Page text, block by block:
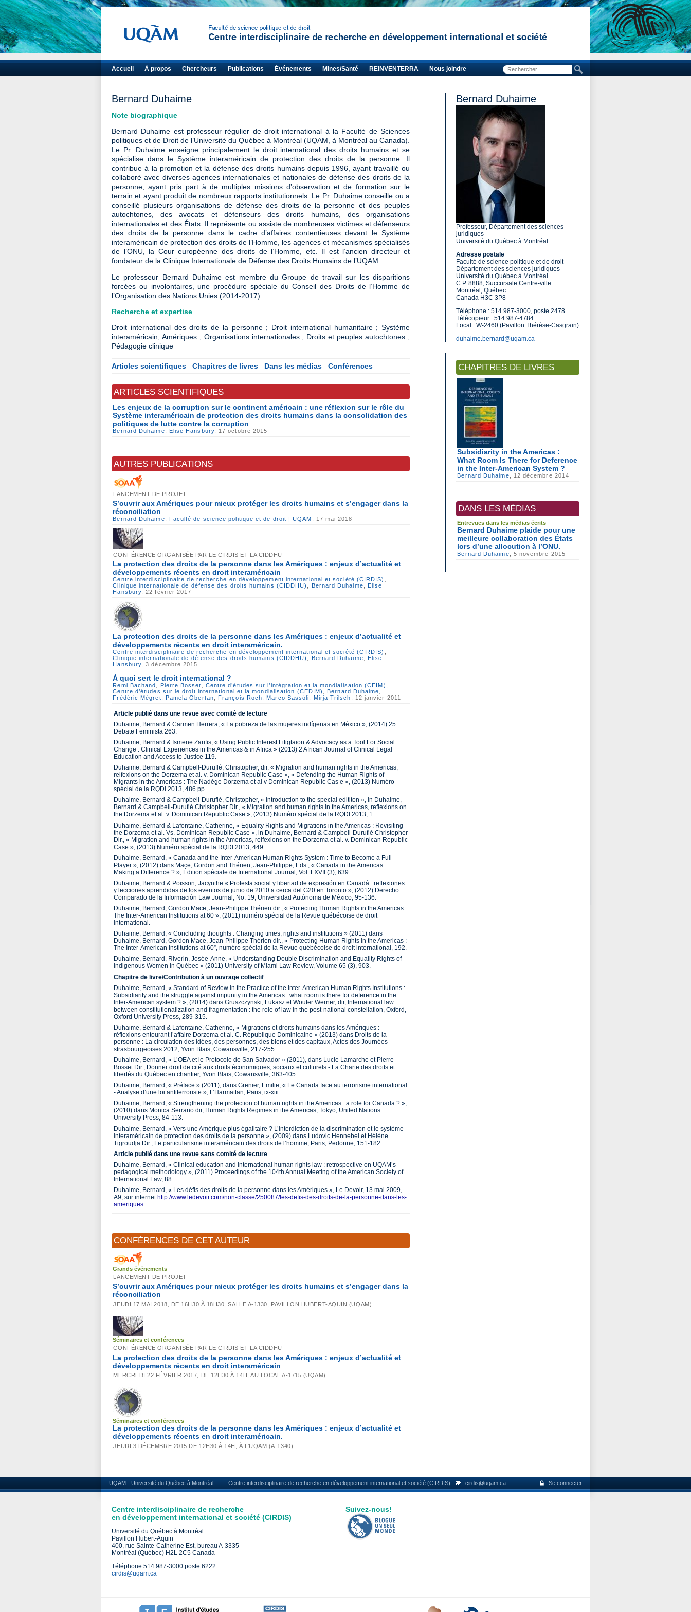
>
Accueil À propos Chercheurs Publications Événements Mines/Santé REINVENTERRA Nous joindre
Bernard Duhaime
Note biographique
Bernard Duhaime est professeur régulier de droit international à la Faculté de Sciences
politiques et de Droit de l’Université du Québec à Montréal (UQAM, à Montréal au Canada).
Le Pr. Duhaime enseigne principalement le droit international des droits humains et se
spécialise dans le Système interaméricain de protection des droits de la personne. Il
contribue à la promotion et la défense des droits humains depuis 1996, ayant travaillé ou
collaboré avec diverses agences internationales et nationales de défense des droits de la
personne, ayant pris part à de multiples missions d’observation et de formation sur le
terrain et ayant produit de nombreux rapports institutionnels. Le Pr. Duhaime conseille ou a
conseillé plusieurs organisations de défense des droits de la personne et des peuples
autochtones, des avocats et défenseurs des droits humains, des organisations
internationales et des États. Il représente ou assiste de nombreuses victimes et défenseurs
des droits de la personne dans le cadre d’affaires contentieuses devant le Système
interaméricain de protection des droits de l’Homme, les agences et mécanismes spécialisés
de l’ONU, la Cour européenne des droits de l’Homme, etc. Il est l’ancien directeur et
fondateur de la Clinique Internationale de Défense des Droits Humains de l’UQAM.
Le professeur Bernard Duhaime est membre du Groupe de travail sur les disparitions
forcées ou involontaires, une procédure spéciale du Conseil des Droits de l’Homme de
l’Organisation des Nations Unies (2014-2017).
Recherche et expertise
Droit international des droits de la personne ; Droit international humanitaire ; Système
interaméricain, Amériques ; Organisations internationales ; Droits et peuples autochtones ;
Pédagogie clinique
Articles scientifiques Chapitres de livres Dans les médias Conférences
ARTICLES SCIENTIFIQUES
Les enjeux de la corruption sur le continent américain : une réflexion sur le rôle du
Système interaméricain de protection des droits humains dans la consolidation des
politiques de lutte contre la corruption
Bernard Duhaime Elise Hansbury, 17 octobre 2015
AUTRES PUBLICATIONS
LANCEMENT DE PROJET
S’ouvrir aux Amériques pour mieux protéger les droits humains et s’engager dans la
réconciliation
Bernard Duhaime Faculté de science politique et de droit | UQAM , 17 mai 2018
CONFÉRENCE ORGANISÉE PAR LE CIRDIS ET LA CIDDHU
La protection des droits de la personne dans les Amériques : enjeux d’actualité et
développements récents en droit interaméricain
Centre interdisciplinaire de recherche en développement international et société (CIRDIS)
Clinique internationale de défense des droits humains (CIDDHU)
Bernard Duhaime
Elise
Hansbury , 22 février 2017
La protection des droits de la personne dans les Amériques : enjeux d’actualité et
développements récents en droit interaméricain.
Centre interdisciplinaire de recherche en développement international et société (CIRDIS)
Clinique internationale de défense des droits humains (CIDDHU)
Bernard Duhaime
Elise
Hansbury , 3 décembre 2015
À quoi sert le droit international ?
Remi Bachand Pierre Bosset Centre d’études sur l’intégration et la mondialisation (CEIM)
Centre d’études sur le droit international et la mondialisation (CEDIM)
,Bernard Duhaime
Frédéric Mégret
Pamela Obertan ,François Roch ,Marco Sassòli Mirja Trilsch , 12 janvier 2011
Article publié dans une revue avec comité de lecture
Duhaime, Bernard & Carmen Herrera, « La pobreza de las mujeres indígenas en México », (2014) 25
Debate Feminista 263.
Duhaime, Bernard & Ismene Zarifis, « Using Public Interest Litigtaion & Advocacy as a Tool For Social
Change : Clinical Experiences in the Americas & in Africa » (2013) 2 African Journal of Clinical Legal
Education and Access to Justice 119.
Duhaime, Bernard & Campbell-Duruflé, Christopher, dir. « Migration and human rights in the Americas,
relfexions on the Dorzema et al. v. Dominican Republic Case », « Defending the Human Rights of
Migrants in the Americas : The Nadège Dorzema et al v Dominican Republic Cas e », (2013) Numéro
spécial de la RQDI 2013, 486 pp.
Duhaime, Bernard & Campbell-Duruflé, Christopher, « Introduction to the special edititon », in Duhaime,
Bernard & Campbell-Duruflé Christopher Dir., « Migration and human rights in the Americas, reflexions on
the Dorzema et al. v. Dominican Republic Case », (2013) Numéro spécial de la RQDI 2013, 1.
Duhaime, Bernard & Lafontaine, Catherine, « Equality Rights and Migrations in the Americas : Revisiting
the Dorzema et al. Vs. Dominican Republic Case », in Duhaime, Bernard & Campbell-Duruflé Christopher
Dir., « Migration and human rights in the Americas, relfexions on the Dorzema et al. v. Dominican Republic
Case », (2013) Numéro spécial de la RQDI 2013, 449.
Duhaime, Bernard, « Canada and the Inter-American Human Rights System : Time to Become a Full
Player », (2012) dans Mace, Gordon and Thérien, Jean-Philippe, Eds., « Canada in the Americas :
Making a Difference ? », Édition spéciale de International Journal, Vol. LXVII (3), 639.
Duhaime, Bernard & Poisson, Jacynthe « Protesta social y libertad de expresión en Canadá : reflexiones
y lecciones aprendidas de los eventos de junio de 2010 a cerca del G20 en Toronto », (2012) Derecho
Comparado de la Información Law Journal, No. 19, Universidad Autónoma de México, 95-136.
Duhaime, Bernard, Gordon Mace, Jean-Philippe Thérien dir., « Protecting Human Rights in the Americas :
The Inter-American Institutions at 60 », (2011) numéro spécial de la Revue québécoise de droit
international.
Duhaime, Bernard, « Concluding thoughts : Changing times, rights and institutions » (2011) dans
Duhaime, Bernard, Gordon Mace, Jean-Philippe Thérien dir., « Protecting Human Rights in the Americas :
The Inter-American Institutions at 60”, numéro spécial de la Revue québécoise de droit international, 192.
Duhaime, Bernard, Riverin, Josée-Anne, « Understanding Double Discrimination and Equality Rights of
Indigenous Women in Québec » (2011) University of Miami Law Review, Volume 65 (3), 903.
Chapitre de livre/Contribution à un ouvrage collectif
Duhaime, Bernard, « Standard of Review in the Practice of the Inter-American Human Rights Institutions :
Subsidiarity and the struggle against impunity in the Americas : what room is there for deference in the
Inter-American system ? », (2014) dans Gruszczynski, Lukasz et Wouter Werner, dir, International law
between constitutionalization and fragmentation : the role of law in the post-national constellation, Oxford,
Oxford University Press, 289-315.
Duhaime, Bernard & Lafontaine, Catherine, « Migrations et droits humains dans les Amériques :
réflexions entourant l’affaire Dorzema et al. C. République Dominicaine » (2013) dans Droits de la
personne : La circulation des idées, des personnes, des biens et des capitaux, Actes des Journées
strasbourgeoises 2012, Yvon Blais, Cowansville, 217-255.
Duhaime, Bernard, « L’OEA et le Protocole de San Salvador » (2011), dans Lucie Lamarche et Pierre
Bosset Dir., Donner droit de cité aux droits économiques, sociaux et culturels - La Charte des droits et
libertés du Québec en chantier, Yvon Blais, Cowansville, 363-405.
Duhaime, Bernard, « Préface » (2011), dans Grenier, Emilie, « Le Canada face au terrorisme international
- Analyse d’une loi antiterroriste », L’Harmattan, Paris, ix-xiii.
Duhaime, Bernard, « Strengthening the protection of human rights in the Americas : a role for Canada ? »,
(2010) dans Monica Serrano dir, Human Rights Regimes in the Americas, Tokyo, United Nations
University Press, 84-113.
Duhaime, Bernard, « Vers une Amérique plus égalitaire ? L’interdiction de la discrimination et le système
interaméricain de protection des droits de la personne », (2009) dans Ludovic Hennebel et Hélène
Tigroudja Dir., Le particularisme interaméricain des droits de l’homme, Paris, Pedonne, 151-182.
Article publié dans une revue sans comité de lecture
Duhaime, Bernard, « Clinical education and international human rights law : retrospective on UQAM’s
pedagogical methodology », (2011) Proceedings of the 104th Annual Meeting of the American Society of
International Law, 88.
Duhaime, Bernard, « Les défis des droits de la personne dans les Amériques », Le Devoir, 13 mai 2009,
A9, sur internet http://www.ledevoir.com/non-classe/250087/les-defis-des-droits-de-la-personne-dans-les-
ameriques
CONFÉRENCES DE CET AUTEUR
Grands événements
LANCEMENT DE PROJET
S’ouvrir aux Amériques pour mieux protéger les droits humains et s’engager dans la
réconciliation
JEUDI 17 MAI 2018, DE 16H30 À 18H30, SALLE A-1330, PAVILLON HUBERT-AQUIN (UQAM)
Séminaires et conférences
CONFÉRENCE ORGANISÉE PAR LE CIRDIS ET LA CIDDHU
La protection des droits de la personne dans les Amériques : enjeux d’actualité et
développements récents en droit interaméricain
MERCREDI 22 FÉVRIER 2017, DE 12H30 À 14H, AU LOCAL A-1715 (UQAM)
Séminaires et conférences
La protection des droits de la personne dans les Amériques : enjeux d’actualité et
développements récents en droit interaméricain.
JEUDI 3 DÉCEMBRE 2015 DE 12H30 À 14H, À L’UQAM (A-1340)
Bernard Duhaime
Professeur, Département des sciences
juridiques
Université du Québec à Montréal
Adresse postale
Faculté de science politique et de droit
Département des sciences juridiques
Université du Québec à Montréal
C.P. 8888, Succursale Centre-ville
Montréal, Québec
Canada H3C 3P8
Téléphone : 514 987-3000, poste 2478
Télécopieur : 514 987-4784
Local : W-2460 (Pavillon Thérèse-Casgrain)
duhaime.bernard@uqam.ca
CHAPITRES DE LIVRES
Subsidiarity in the Americas :
What Room Is There for Deference
in the Inter-American System ?
Bernard Duhaime , 12 décembre 2014
DANS LES MÉDIAS
Entrevues dans les médias écrits
Bernard Duhaime plaide pour une
meilleure collaboration des États
lors d’une allocution à l’ONU.
Bernard Duhaime , 5 novembre 2015
UQAM - Université du Québec à Montréal Centre interdisciplinaire de recherche en développement international et société (CIRDIS) cirdis@uqam.ca Se connecter
Centre interdisciplinaire de recherche
en développement international et société (CIRDIS)
Université du Québec à Montréal
Pavillon Hubert-Aquin
400, rue Sainte-Catherine Est, bureau A-3335
Montréal (Québec) H2L 2C5 Canada
Téléphone 514 987-3000 poste 6222
cirdis@uqam.ca
Suivez-nous!